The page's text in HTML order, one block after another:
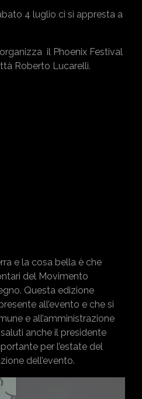
4 luglio ci si appresta a
il Phoenix Festival
Roberto Lucarelli.
e la cosa bella è che
del Movimento
Questa edizione
all’evento e che si
e all’amministrazione
anche il presidente
per l’estate del
dell’evento.